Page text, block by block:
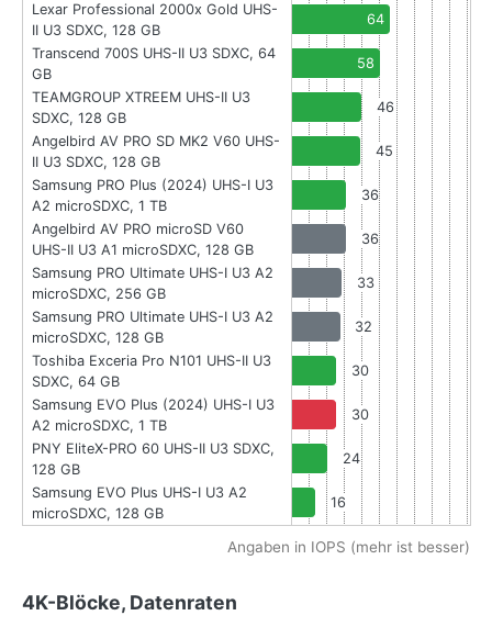
Lexar Professional 2000x Gold UHS-
II U3 SDXC, 128 GB
64
Transcend 700S UHS-II U3 SDXC, 64
GB
58
TEAMGROUP XTREEM UHS-II U3
SDXC, 128 GB
46
Angelbird AV PRO SD MK2 V60 UHS-
II U3 SDXC, 128 GB
45
Samsung PRO Plus (2024) UHS-I U3
A2 microSDXC, 1 TB
36
Angelbird AV PRO microSD V60
UHS-II U3 A1 microSDXC, 128 GB
36
Samsung PRO Ultimate UHS-I U3 A2
microSDXC, 256 GB
33
Samsung PRO Ultimate UHS-I U3 A2
microSDXC, 128 GB
32
Toshiba Exceria Pro N101 UHS-II U3
SDXC, 64 GB
30
Samsung EVO Plus (2024) UHS-I U3
A2 microSDXC, 1 TB
30
PNY EliteX-PRO 60 UHS-II U3 SDXC,
128 GB
24
Samsung EVO Plus UHS-I U3 A2
microSDXC, 128 GB
16
Angaben in IOPS (mehr ist besser)
4K-Blöcke, Datenraten